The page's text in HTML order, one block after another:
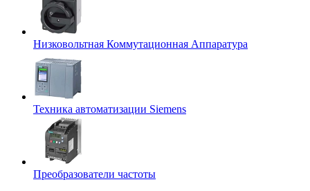
Низковольтная Коммутационная Аппаратура
Техника автоматизации Siemens
Преобразователи частоты